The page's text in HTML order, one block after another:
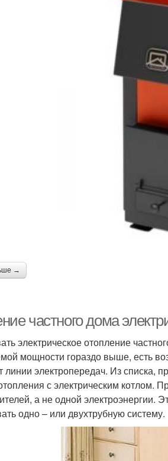
→
частного дома
электрическое отопление
мощности гораздо выше, есть
линии электропередач. Из списка,
с электрическим котлом.
а не одной электроэнергии.
одно – или двухтрубную систему.